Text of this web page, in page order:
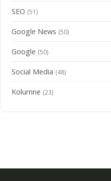
SEO (51)
Google News (50)
Google (50)
Social Media (48)
Kolumne (23)